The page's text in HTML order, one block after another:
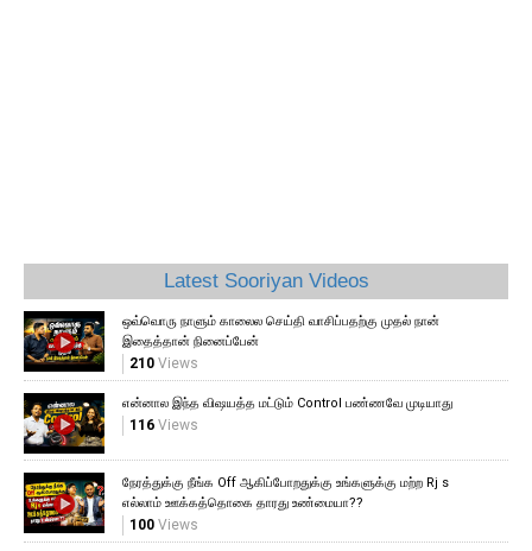
Latest Sooriyan Videos
ஒவ்வொரு நாளும் காலைல செய்தி வாசிப்பதற்கு முதல் நான்
இதைத்தான் நினைப்பேன்
210Views
என்னால இந்த விஷயத்த மட்டும் Control பண்ணவே முடியாது
116Views
நேரத்துக்கு நீங்க Off ஆகிப்போறதுக்கு உங்களுக்கு மற்ற Rj s
எல்லாம் ஊக்கத்தொகை தாரது உண்மையா??
100Views